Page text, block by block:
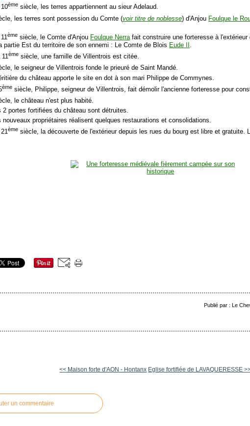
ème siècle, les terres appartiennent au sieur Adelaud.
les terres sont possession du Comte (voir titre de noblesse) d'Anjou Foulque le
ème siècle, le Comte d'Anjou Foulque Nerrafait construire une forteresse à
partie Est du territoire de son ennemi : Le Comte de Blois Eude II
11ème siècle, une famille de Villentrois est citée.
le seigneur de Villentrois fonde le prieuré de Saint Mandé.
du château apporte le site en dot à son mari Philippe de Commynes.
ème siècle, Philippe, seigneur de Villentrois, fait démolir l'ancienne forteresse pour
le château n'est plus habité.
2 portes fortifiées du château sont détruites.
nouveaux propriétaires réalisent quelques restaurations et consolidations.
ème siècle, la découverte de l'extérieur depuis les rues du bourg est libre et gratuite.
Publié par : Le
<< Maison forte d'AON - Hontanx Eglise fortifiée de LAVAQUERESSE
un commentaire